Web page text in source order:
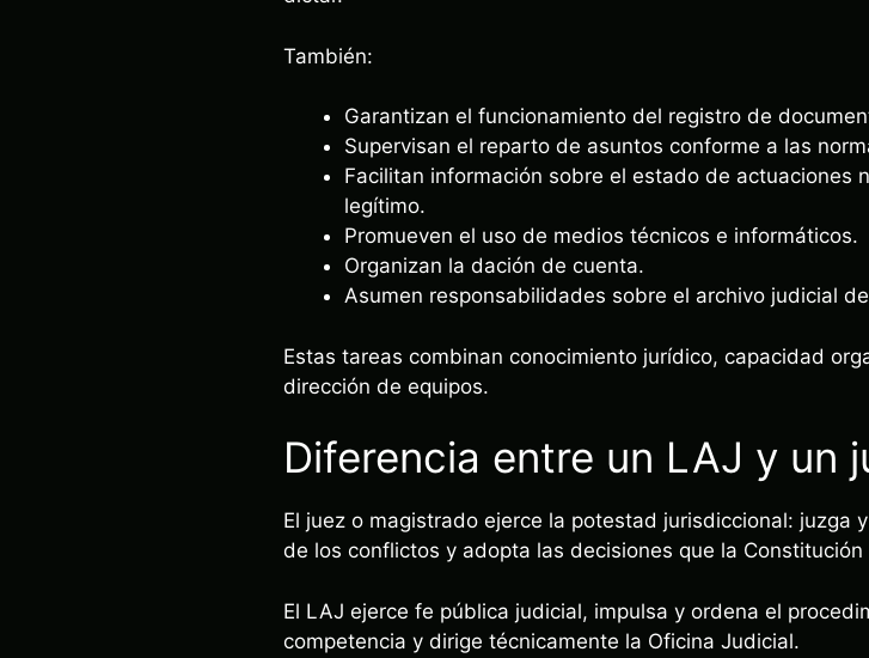
También:
Garantizan el funcionamiento del registro de
Supervisan el reparto de asuntos conforme a las
Facilitan información sobre el estado de actuaciones
legítimo.
Promueven el uso de medios técnicos e informáticos.
Organizan la dación de cuenta.
Asumen responsabilidades sobre el archivo judicial
Estas tareas combinan conocimiento jurídico, capacidad
dirección de equipos.
Diferencia entre un LAJ y un
El juez o magistrado ejerce la potestad jurisdiccional: juzga
de los conflictos y adopta las decisiones que la
El LAJ ejerce fe pública judicial, impulsa y ordena el
competencia y dirige técnicamente la Oficina Judicial.